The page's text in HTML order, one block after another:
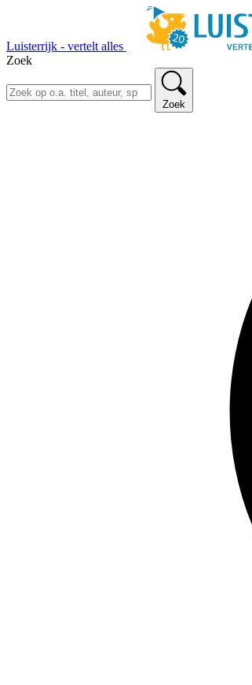
Luisterrijk - vertelt alles
Zoek
Zoek